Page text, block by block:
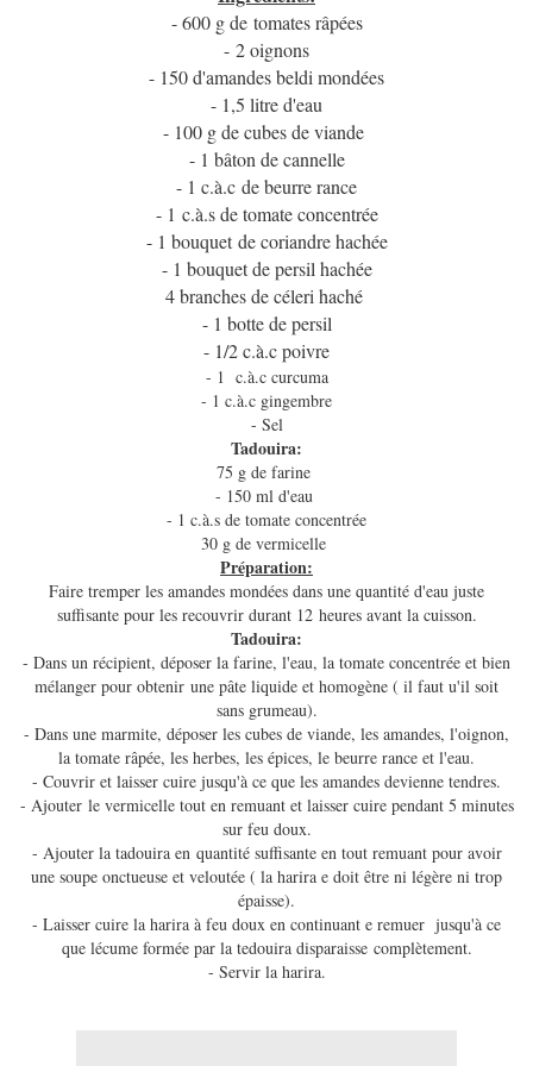
- 600 g de tomates râpées
- 2 oignons
- 150 d'amandes beldi mondées
- 1,5 litre d'eau
- 100 g de cubes de viande
- 1 bâton de cannelle
- 1 c.à.c de beurre rance
- 1 c.à.s de tomate concentrée
- 1 bouquet de coriandre hachée
- 1 bouquet de persil hachée
4 branches de céleri haché
- 1 botte de persil
- 1/2 c.à.c poivre
- 1 c.à.c curcuma
- 1 c.à.c gingembre
- Sel
Tadouira:
75 g de farine
- 150 ml d'eau
- 1 c.à.s de tomate concentrée
30 g de vermicelle
Préparation:
Faire tremper les amandes mondées dans une quantité d'eau juste
suffisante pour les recouvrir durant 12 heures avant la cuisson.
Tadouira:
- Dans un récipient, déposer la farine, l'eau, la tomate concentrée et bien
mélanger pour obtenir une pâte liquide et homogène ( il faut u'il soit
sans grumeau).
- Dans une marmite, déposer les cubes de viande, les amandes, l'oignon,
la tomate râpée, les herbes, les épices, le beurre rance et l'eau.
- Couvrir et laisser cuire jusqu'à ce que les amandes devienne tendres.
- Ajouter le vermicelle tout en remuant et laisser cuire pendant 5 minutes
sur feu doux.
- Ajouter la tadouira en quantité suffisante en tout remuant pour avoir
une soupe onctueuse et veloutée ( la harira e doit être ni légère ni trop
épaisse).
- Laisser cuire la harira à feu doux en continuant e remuer jusqu'à ce
que lécume formée par la tedouira disparaisse complètement.
- Servir la harira.